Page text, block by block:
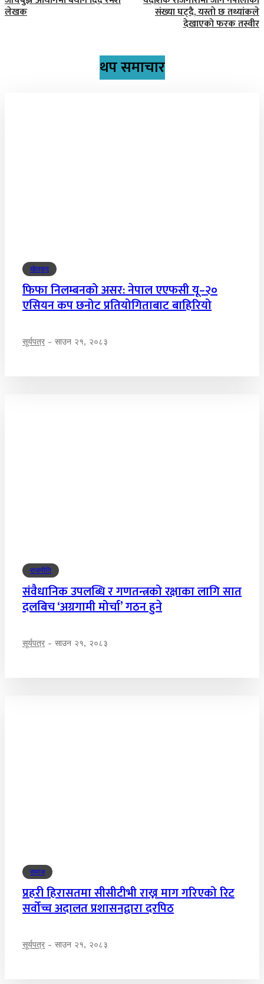
लेखक संख्या घट्दै, यस्ताे छ तथ्यांकले
देखाएको फरक तस्वीर
थप समाचार
खेलकुद
फिफा निलम्बनको असर: नेपाल एएफसी यू–२०
एसियन कप छनोट प्रतियोगिताबाट बाहिरियो
सूर्यपत्र - साउन २१, २०८३
राजनीति
संवैधानिक उपलब्धि र गणतन्त्रको रक्षाका लागि सात
दलबिच ‘अग्रगामी मोर्चा’ गठन हुने
सूर्यपत्र - साउन २१, २०८३
समाज
प्रहरी हिरासतमा सीसीटीभी राख्न माग गरिएको रिट
सर्वोच्च अदालत प्रशासनद्वारा दरपिठ
सूर्यपत्र - साउन २१, २०८३